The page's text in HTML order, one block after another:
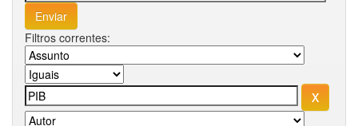
Filtros correntes: